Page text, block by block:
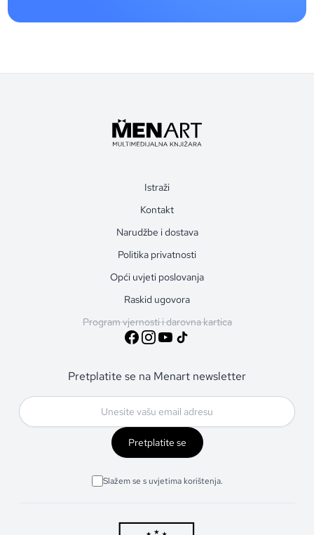
Istraži
Kontakt
Narudžbe i dostava
Politika privatnosti
Opći uvjeti poslovanja
Raskid ugovora
Program vjernosti i darovna kartica
Pretplatite se na Menart newsletter
Pretplatite se
Slažem se s uvjetima korištenja.